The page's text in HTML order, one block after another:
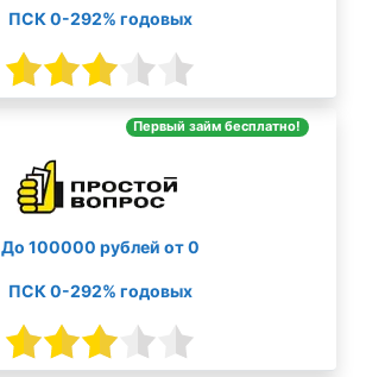
ПСК 0-292% годовых
Первый займ бесплатно!
До 100000 рублей от 0
ПСК 0-292% годовых